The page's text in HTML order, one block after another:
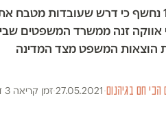
הרב הבלין, שבתחקיר כאן 11 נחשף כי דרש
אווקה זנה ממשרד המשפטים
הוצאות המשפט מצד המדינה
הכי חם בגיהנום·
27.05.2021
·זמן קריאה 3 דק׳